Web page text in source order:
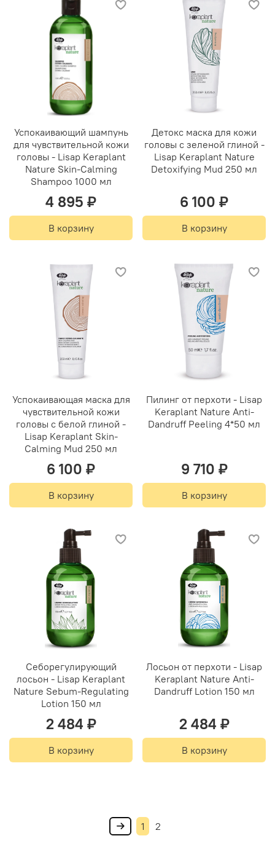
Успокаивающий шампунь
для чувствительной кожи
головы - Lisap Keraplant
Nature Skin-Calming
Shampoo 1000 мл
4 895 ₽
В корзину
Детокс маска для кожи
головы с зеленой глиной -
Lisap Keraplant Nature
Detoxifying Mud 250 мл
6 100 ₽
В корзину
Успокаивающая маска для
чувствительной кожи
головы с белой глиной -
Lisap Keraplant Skin-
Calming Mud 250 мл
6 100 ₽
В корзину
Пилинг от перхоти - Lisap
Keraplant Nature Anti-
Dandruff Peeling 4*50 мл
9 710 ₽
В корзину
Себорегулирующий
лосьон - Lisap Keraplant
Nature Sebum-Regulating
Lotion 150 мл
2 484 ₽
В корзину
Лосьон от перхоти - Lisap
Keraplant Nature Anti-
Dandruff Lotion 150 мл
2 484 ₽
В корзину
1 2